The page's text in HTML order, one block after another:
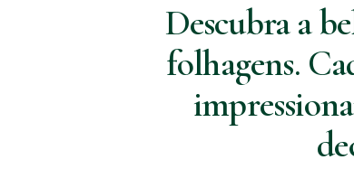
Descubra a
folhagens.